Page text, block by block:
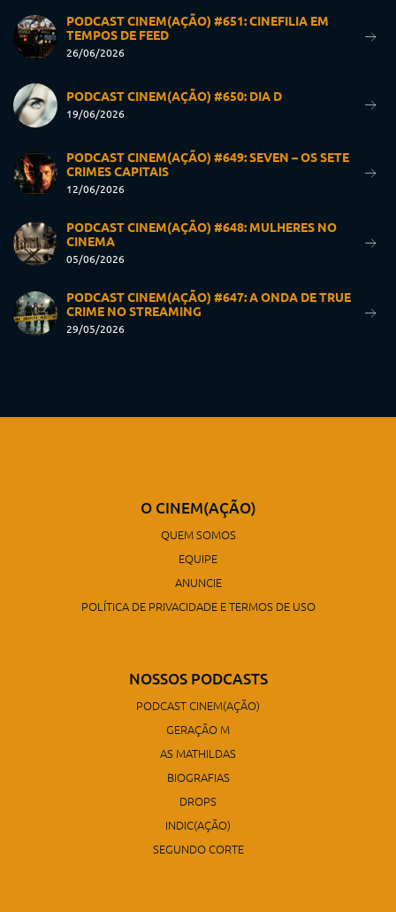
PODCAST CINEM(AÇÃO) #651: CINEFILIA EM
TEMPOS DE FEED
26/06/2026
PODCAST CINEM(AÇÃO) #650: DIA D
19/06/2026
PODCAST CINEM(AÇÃO) #649: SEVEN – OS SETE
CRIMES CAPITAIS
12/06/2026
PODCAST CINEM(AÇÃO) #648: MULHERES NO
CINEMA
05/06/2026
PODCAST CINEM(AÇÃO) #647: A ONDA DE TRUE
CRIME NO STREAMING
29/05/2026
O CINEM(AÇÃO)
QUEM SOMOS
EQUIPE
ANUNCIE
POLÍTICA DE PRIVACIDADE E TERMOS DE USO
NOSSOS PODCASTS
PODCAST CINEM(AÇÃO)
GERAÇÃO M
AS MATHILDAS
BIOGRAFIAS
DROPS
INDIC(AÇÃO)
SEGUNDO CORTE